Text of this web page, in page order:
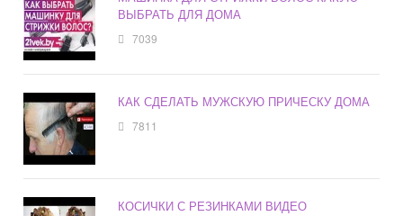
ВЫБРАТЬ ДЛЯ ДОМА
7039
КАК СДЕЛАТЬ МУЖСКУЮ ПРИЧЕСКУ ДОМА
7811
КОСИЧКИ С РЕЗИНКАМИ ВИДЕО